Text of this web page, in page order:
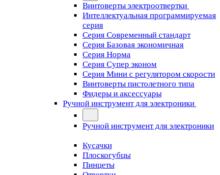
Винтоверты электроотвертки
Интеллектуальная программируемая
серия
Серия Современный стандарт
Серия Базовая экономичная
Серия Норма
Серия Cупер эконом
Серия Мини с регулятором скорости
Винтоверты пистолетного типа
Фидеры и аксессуары
Ручной инструмент для электроники
Ручной инструмент для электроники
Кусачки
Плоскогубцы
Пинцеты